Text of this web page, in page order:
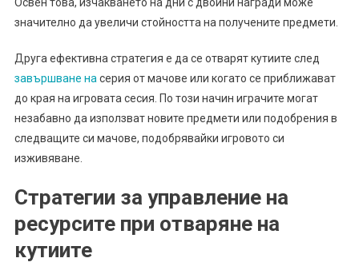
значително да увеличи стойността на получените предмети.
Друга ефективна стратегия е да се отварят кутиите след
завършване на серия от мачове или когато се приближават
до края на игровата сесия. По този начин играчите могат
незабавно да използват новите предмети или подобрения в
следващите си мачове, подобрявайки игровото си
изживяване.
Стратегии за управление на
ресурсите при отваряне на
кутиите